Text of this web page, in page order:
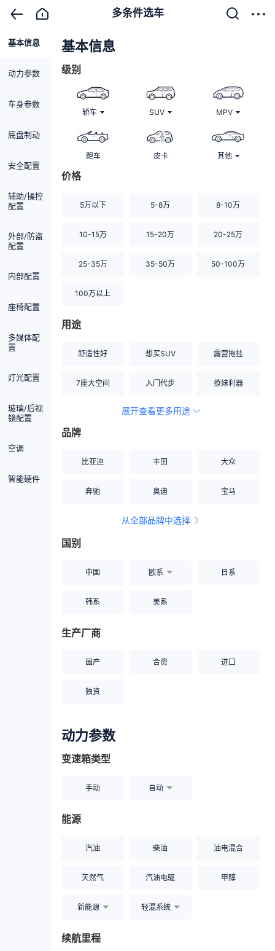
多条件选车
基本信息
动力参数
车身参数
底盘制动
安全配置
辅助/操控
配置
外部/防盗
配置
内部配置
座椅配置
多媒体配
置
灯光配置
玻璃/后视
镜配置
空调
智能硬件
基本信息
级别
轿车 SUV MPV
跑车 皮卡 其他
价格
5万以下 5-8万 8-10万
10-15万 15-20万 20-25万
25-35万 35-50万 50-100万
100万以上
用途
舒适性好 想买SUV 露营拖挂
7座大空间 入门代步 撩妹利器
空间宽敞
展开查看更多用途
品牌
比亚迪 丰田 大众
奔驰 奥迪 宝马
从全部品牌中选择
国别
中国 欧系 日系
韩系 美系
生产厂商
国产 合资 进口
独资
动力参数
变速箱类型
手动 自动
能源
汽油 柴油 油电混合
天然气 汽油电驱 甲醇
新能源 轻混系统
续航里程